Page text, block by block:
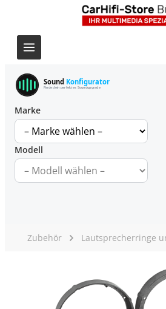
Sound Konfigurator
Finde dein perfektes Soundupgrade
Marke
Modell
Zubehör Lautsprecherringe